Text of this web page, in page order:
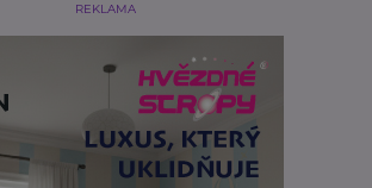
REKLAMA